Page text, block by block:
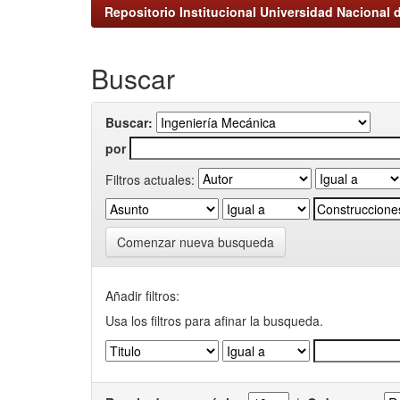
Repositorio Institucional Universidad Nacional
Buscar
Buscar:
por
Filtros actuales:
Comenzar nueva busqueda
Añadir filtros:
Usa los filtros para afinar la busqueda.